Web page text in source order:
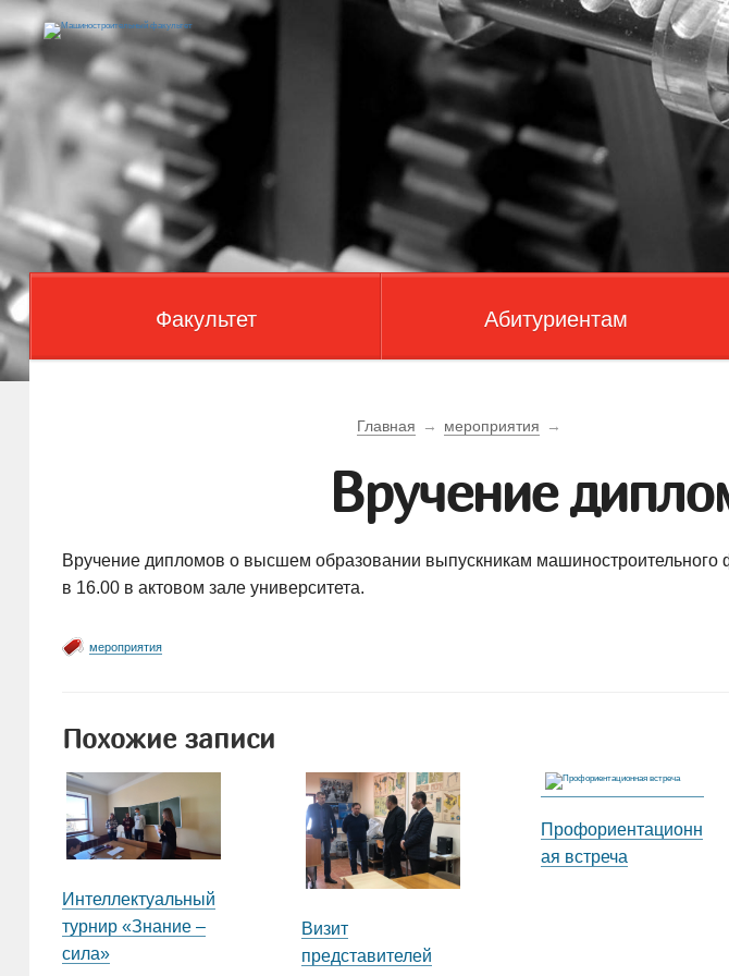
Факультет Абитуриентам
Главная → мероприятия →
Вручение
Вручение дипломов о высшем образовании выпускникам
в 16.00 в актовом зале университета.
мероприятия
Похожие записи
Интеллектуальный
турнир «Знание –
сила»
Визит
представителей
Профориентационн
ая встреча